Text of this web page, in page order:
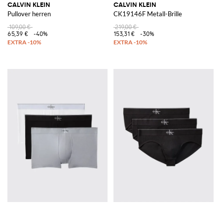
CALVIN KLEIN
Pullover herren
109,00 €
65,39 €
-40%
CALVIN KLEIN
CK19146F Metall-Brille
219,00 €
153,31 €
-30%